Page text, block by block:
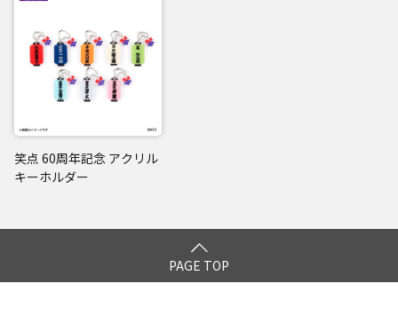
笑点 60周年記念 アクリル
キーホルダー
PAGE TOP